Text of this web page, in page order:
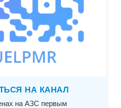
НА КАНАЛ
на АЗС первым